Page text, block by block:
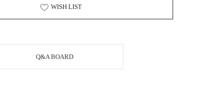
WISH LIST
Q&A BOARD